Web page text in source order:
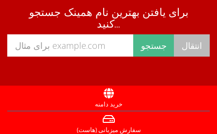
برای یافتن بهترین نام همینک جستجو
کنید...
خرید دامنه
سفارش میزبانی (هاست)